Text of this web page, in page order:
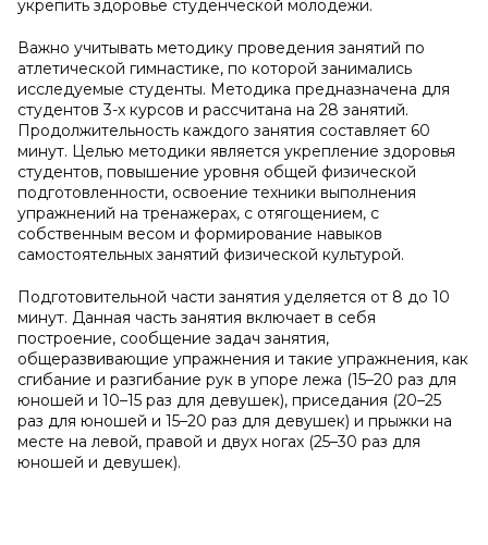
укрепить здоровье студенческой молодежи.
Важно учитывать методику проведения занятий по
атлетической гимнастике, по которой занимались
исследуемые студенты. Методика предназначена для
студентов 3-х курсов и рассчитана на 28 занятий.
Продолжительность каждого занятия составляет 60
минут. Целью методики является укрепление здоровья
студентов, повышение уровня общей физической
подготовленности, освоение техники выполнения
упражнений на тренажерах, с отягощением, с
собственным весом и формирование навыков
самостоятельных занятий физической культурой.
Подготовительной части занятия уделяется от 8 до 10
минут. Данная часть занятия включает в себя
построение, сообщение задач занятия,
общеразвивающие упражнения и такие упражнения, как
сгибание и разгибание рук в упоре лежа (15–20 раз для
юношей и 10–15 раз для девушек), приседания (20–25
раз для юношей и 15–20 раз для девушек) и прыжки на
месте на левой, правой и двух ногах (25–30 раз для
юношей и девушек).